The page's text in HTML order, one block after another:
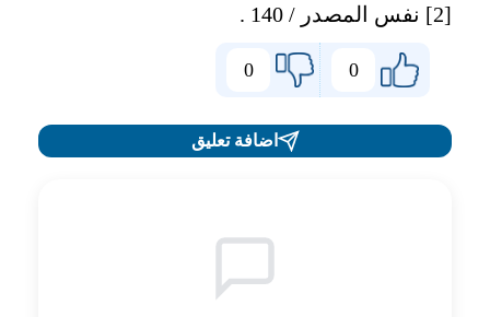
[2]
نفس المصدر / 140 .
0
0
اضافة تعليق